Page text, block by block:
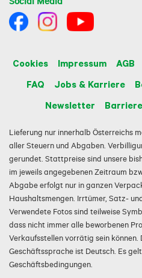
Cookies Impressum AGB
FAQ
Jobs & Karriere
Newsletter
Lieferung nur innerhalb Österreichs
aller Steuern und Abgaben.
gerundet. Stattpreise sind unsere
im jeweils angegebenen Zeitraum
Abgabe erfolgt nur in ganzen
Haushaltsmengen. Irrtümer, Satz-
Verwendete Fotos sind teilweise
dass nicht immer alle beworbenen
Verkaufsstellen vorrätig sein können.
Geschäftssprache ist Deutsch. Es
Geschäftsbedingungen.